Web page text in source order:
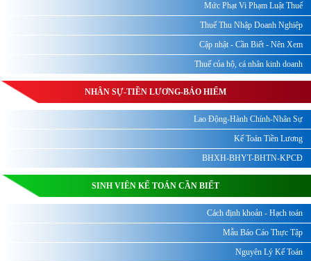
Mức Phạt Vi Phạm Luật Thuế
Thuế Thu Nhập Doanh Nghiệp
Cập nhật - Cần Biết - Nên Xem
Thuế của hộ, cá nhân kinh doanh
NHÂN SỰ-TIỀN LƯƠNG-BẢO HIỂM
Lao Động-Hành Chính-Nhân Sự
Kế Toán Tiền Lương
BHXH-BHYT-BHTN-KPCĐ
SINH VIÊN KẾ TOÁN CẦN BIẾT
Cách định khoản - Hạch toán
Mẫu Báo Cáo Thực Tập
Nguyên Lý Kế Toán